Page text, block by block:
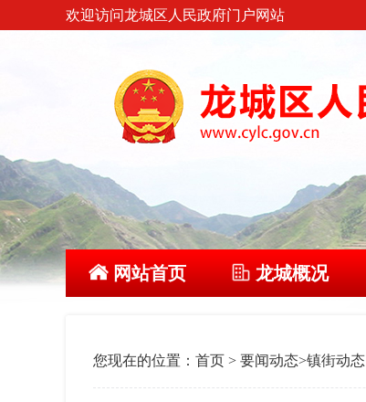
欢迎访问龙城区人民政府门户网站
网站首页 龙城概况
您现在的位置： 首页 > 要闻动态>镇街动态